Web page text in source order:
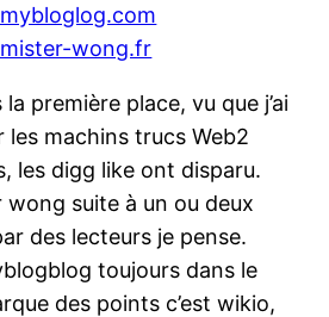
wong.fr
première place, vu que j’ai
les machins trucs Web2
les digg like ont disparu.
wong suite à un ou deux
des lecteurs je pense.
toujours dans le
des points c’est wikio,